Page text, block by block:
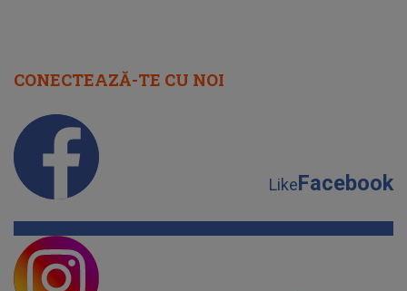
CONECTEAZĂ-TE CU NOI
LikeFacebook